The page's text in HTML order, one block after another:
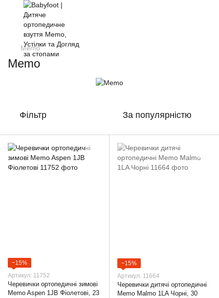
Memo
Memo
Фільтр За популярністю
−15%
Артикул: 11752
Черевички ортопедичні зимові
Memo Aspen 1JB Фіолетові, 23
−15%
Артикул: 11664
Черевички дитячі ортопедичні
Memo Malmo 1LA Чорні, 30